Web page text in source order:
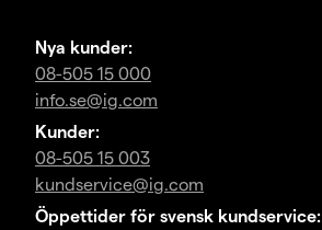
Nya kunder:
08-505 15 000
info.se@ig.com
Kunder:
08-505 15 003
kundservice@ig.com
Öppettider för svensk kundservice: